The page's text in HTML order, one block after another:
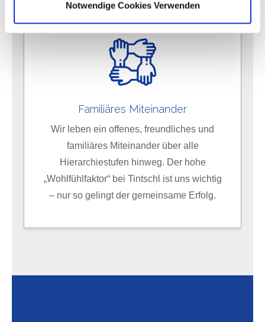
DSGVO als auch auf die Einwilligung gemäß § 25 Abs. 1
TDDDG. Ihre Einwilligung ist freiwillig, für die Nutzung
unserer Website nicht erforderlich und kann jederzeit mit
Wirkung für die Zukunft über das Icon links unten auf
Informationen zum Datenschutz bei Tintschl und über
Tintschl selbst finden Sie in unserer
Datenschutzerklärungund in unseremImpressum
Notwendige Cookies Verwenden
Familiäres Miteinander
Wir leben ein offenes, freundliches und
familiäres Miteinander über alle
Hierarchiestufen hinweg. Der hohe
„Wohlfühlfaktor“ bei Tintschl ist uns wichtig
– nur so gelingt der gemeinsame Erfolg.